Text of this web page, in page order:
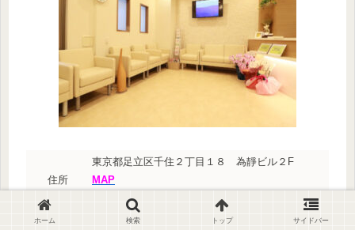
住所
東京都足立区千住２丁目１８ 為靜ビル２F
MAP
北綾瀬駅より千代田線乗車8分、北千住駅下
ホーム 検索 トップ サイドバー